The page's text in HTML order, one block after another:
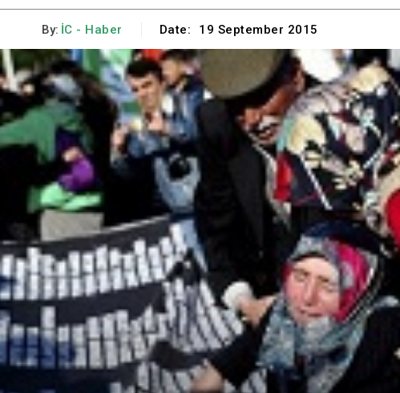
By: İC - Haber Date: 19 September 2015